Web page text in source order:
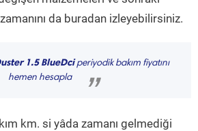
da buradan izleyebilirsiniz.
1.5 BlueDciperiyodik bakım fiyatını
hemen hesapla
”
km. si yâda zamanı gelmediği